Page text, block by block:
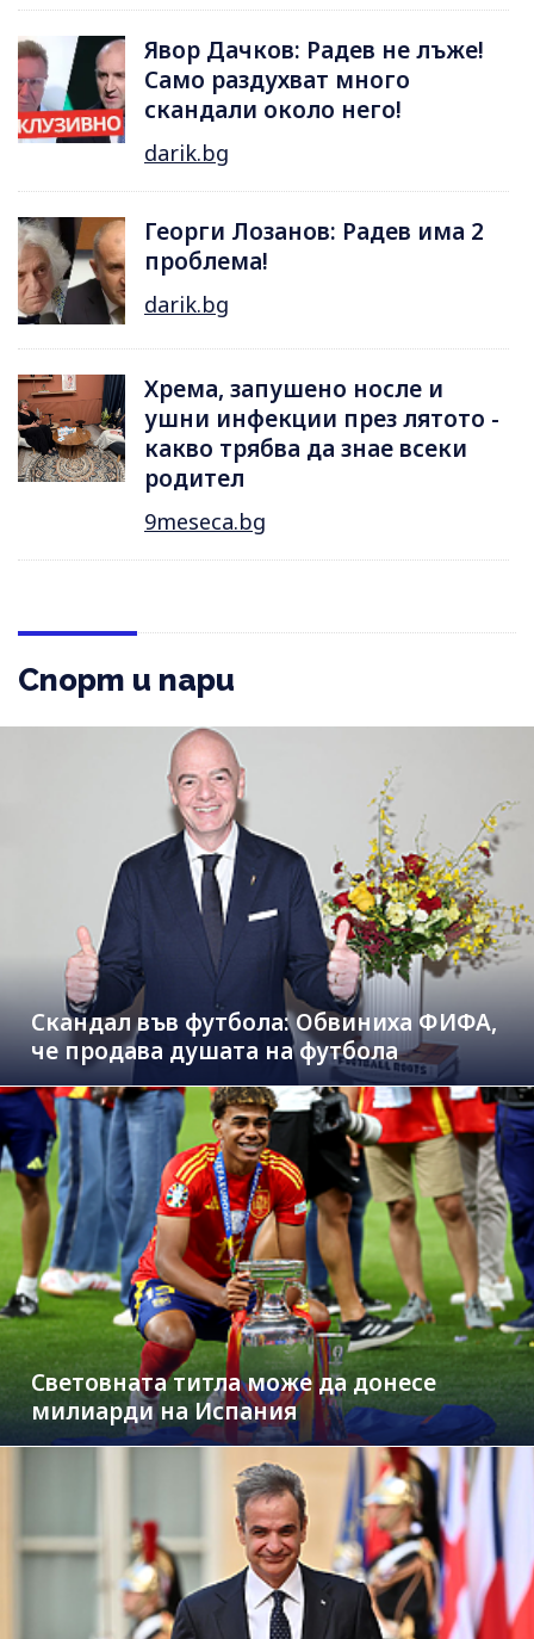
Явор Дачков: Радев не лъже!
Само раздухват много
скандали около него!
darik.bg
Георги Лозанов: Радев има 2
проблема!
darik.bg
Хрема, запушено носле и
ушни инфекции през лятотo -
какво трябва да знае всеки
родител
9meseca.bg
Спорт и пари
Скандал във футбола: Обвиниха ФИФА,
че продава душата на футбола
Световната титла може да донесе
милиарди на Испания